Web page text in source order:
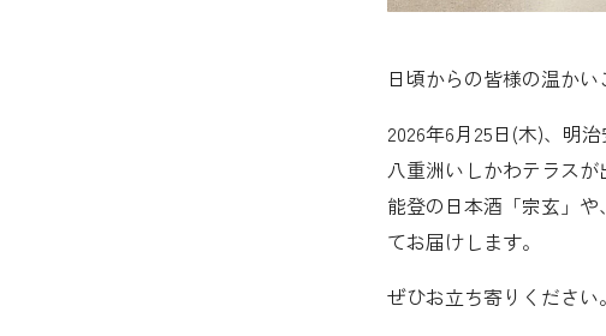
日頃からの皆様の温かい
2026年6月25日(木)、明
八重洲いしかわテラスが
能登の日本酒「宗玄」
てお届けします。
ぜひお立ち寄りください。